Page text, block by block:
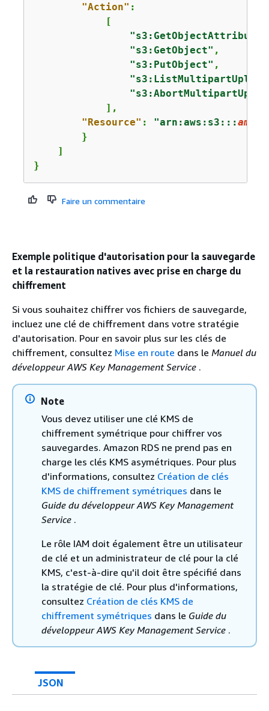
"Action" :
            [
"s3:GetObject" ,
"s3:PutObject" ,
            ],
"Resource" : "arn:aws:s3:::
        }
    ]
}
Faire un commentaire
Exemple politique d'autorisation pour la sauvegarde
et la restauration natives avec prise en charge du
chiffrement
Si vous souhaitez chiffrer vos fichiers de sauvegarde,
incluez une clé de chiffrement dans votre stratégie
d'autorisation. Pour en savoir plus sur les clés de
chiffrement, consultez Mise en route dans le Manuel du
développeur AWS Key Management Service .
Note
Vous devez utiliser une clé KMS de
chiffrement symétrique pour chiffrer vos
sauvegardes. Amazon RDS ne prend pas en
charge les clés KMS asymétriques. Pour plus
d'informations, consultez Création de clés
KMS de chiffrement symétriques dans le
Guide du développeur AWS Key Management
Service .
Le rôle IAM doit également être un utilisateur
de clé et un administrateur de clé pour la clé
KMS, c'est-à-dire qu'il doit être spécifié dans
la stratégie de clé. Pour plus d'informations,
consultez Création de clés KMS de
chiffrement symétriques dans le Guide du
développeur AWS Key Management Service .
JSON